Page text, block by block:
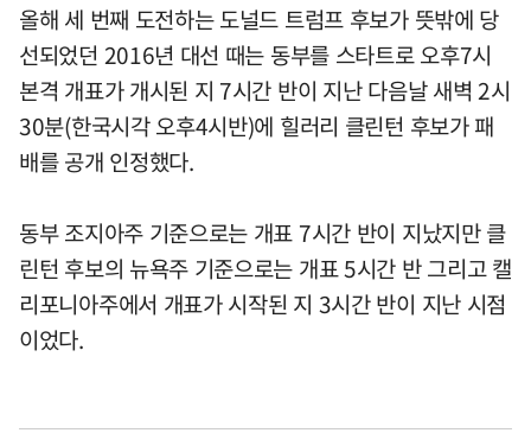
올해 세 번째 도전하는 도널드 트럼프 후보가 뜻밖에 당
선되었던 2016년 대선 때는 동부를 스타트로 오후7시
본격 개표가 개시된 지 7시간 반이 지난 다음날 새벽 2시
30분(한국시각 오후4시반)에 힐러리 클린턴 후보가 패
배를 공개 인정했다.
동부 조지아주 기준으로는 개표 7시간 반이 지났지만 클
린턴 후보의 뉴욕주 기준으로는 개표 5시간 반 그리고 캘
리포니아주에서 개표가 시작된 지 3시간 반이 지난 시점
이었다.